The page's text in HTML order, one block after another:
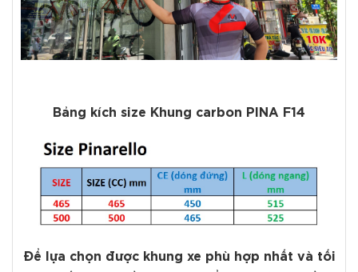
Bảng kích size Khung carbon PINA F14
Để lựa chọn được khung xe phù hợp nhất và tối